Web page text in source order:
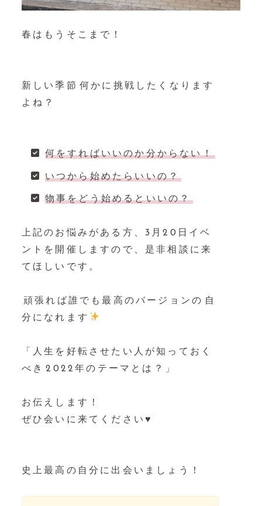
春はもうそこまで！⁡
新しい季節⁡何かに挑戦したくなります
よね？⁡
何をすればいいのか分からない！⁡
いつから始めたらいいの？⁡
物事をどう始めるといいの？⁡
上記のお悩みがある方、3月20日イベ
ントを開催しますので、是非相談に来
てほしいです。
⁡頑張れば誰でも最高のバージョンの⁡自
分になれます
「人生を好転させたい人が知っておく
べき⁡2022年のテーマとは？」⁡
お伝えします！⁡⁡⁡
ぜひ会いに来てください♥️⁡⁡⁡
史上最高の自分に出会いましょう！⁡